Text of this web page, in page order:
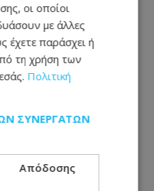
οι οποίοι
με άλλες
έχετε παράσχει ή
τη χρήση των
Πολιτική
ΣΥΝΕΡΓΑΤΏΝ
Απόδοσης